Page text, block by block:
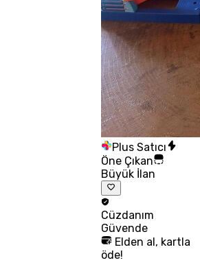
Plus Satıcı
Öne Çıkan
Büyük İlan
Cüzdanım
Güvende
Elden al, kartla
öde!